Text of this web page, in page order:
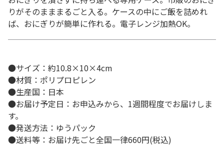
りがそのまままるごと入る。ケースの中にご飯を詰めれ
ば、おにぎりが簡単に作れる。電子レンジ加熱OK。
●サイズ：約10.8×10×4cm
●材質：ポリプロピレン
●生産国：日本
●お届け予定日：お申込みから、1週間程度でお届けしま
す。
●発送方法：ゆうパック
●送料等：お届け先ごと全国一律660円(税込)